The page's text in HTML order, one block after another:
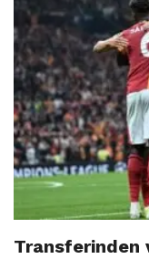
Transferinden